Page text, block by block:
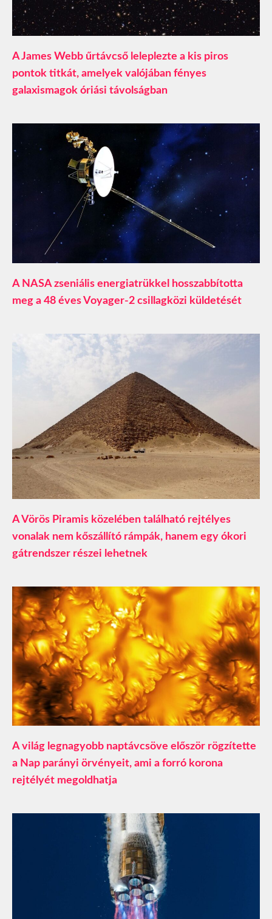
A James Webb űrtávcső leleplezte a kis piros
pontok titkát, amelyek valójában fényes
galaxismagok óriási távolságban
A NASA zseniális energiatrükkel hosszabbította
meg a 48 éves Voyager-2 csillagközi küldetését
A Vörös Piramis közelében található rejtélyes
vonalak nem kőszállító rámpák, hanem egy ókori
gátrendszer részei lehetnek
A világ legnagyobb naptávcsöve először rögzítette
a Nap parányi örvényeit, ami a forró korona
rejtélyét megoldhatja